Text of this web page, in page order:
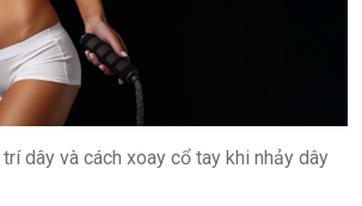
dây và cách xoay cổ tay khi nhảy dây